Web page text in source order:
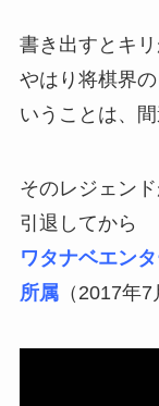
書き出すとキリ
やはり将棋界
いうことは、
そのレジェン
引退してから
ワタナベエン
所属（2017年7